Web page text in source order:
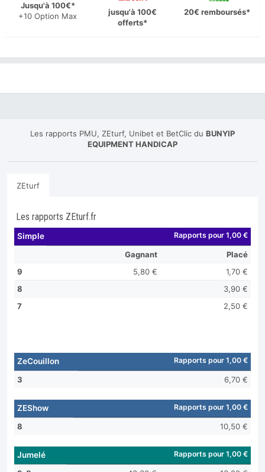
Jusqu'à 100€*
+10 Option Max
jusqu'à 100€
offerts*
20€ remboursés*
Les rapports PMU, ZEturf, Unibet et BetClic du BUNYIP
EQUIPMENT HANDICAP
ZEturf
Les rapports ZEturf.fr
Simple Rapports pour 1,00 €
Gagnant
Placé
9
5,80 €
1,70 €
8
3,90 €
7
2,50 €
ZeCouillon Rapports pour 1,00 €
3 6,70 €
ZEShow Rapports pour 1,00 €
8 10,50 €
Jumelé Rapports pour 1,00 €